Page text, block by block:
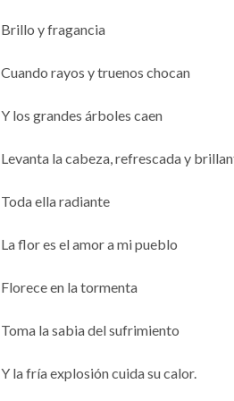
Brillo y fragancia
Cuando rayos y truenos chocan
Y los grandes árboles caen
Levanta la cabeza, refrescada y
Toda ella radiante
La flor es el amor a mi pueblo
Florece en la tormenta
Toma la sabia del sufrimiento
Y la fría explosión cuida su calor.